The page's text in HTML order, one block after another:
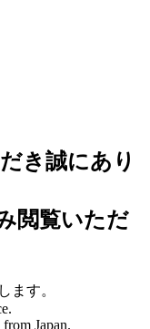
き誠にあり
閲覧いただ
ます。
Japan.